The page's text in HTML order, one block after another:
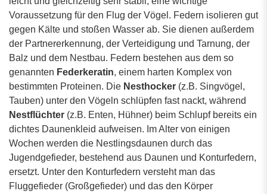
Voraussetzung für den Flug der Vögel. Federn isolieren gut
gegen Kälte und stoßen Wasser ab. Sie dienen außerdem
der Partnererkennung, der Verteidigung und Tarnung, der
Balz und dem Nestbau. Federn bestehen aus dem so
genannten Federkeratin, einem harten Komplex von
bestimmten Proteinen. Die Nesthocker (z.B. Singvögel,
Tauben) unter den Vögeln schlüpfen fast nackt, während
Nestflüchter (z.B. Enten, Hühner) beim Schlupf bereits ein
dichtes Daunenkleid aufweisen. Im Alter von einigen
Wochen werden die Nestlingsdaunen durch das
Jugendgefieder, bestehend aus Daunen und Konturfedern,
ersetzt. Unter den Konturfedern versteht man das
Fluggefieder (Großgefieder) und das den Körper